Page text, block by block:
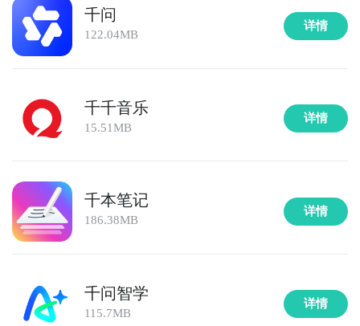
千问
122.04MB
详情
千千音乐
15.51MB
详情
千本笔记
186.38MB
详情
千问智学
115.7MB
详情